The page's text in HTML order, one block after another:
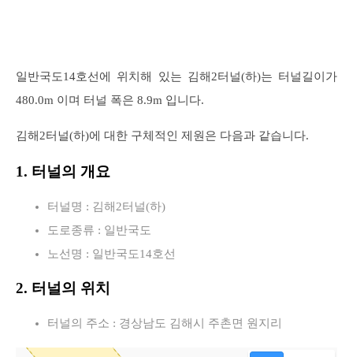
일반국도14호선에 위치해 있는 김해2터널(하)는 터널길이가
480.0m 이며 터널 폭은 8.9m 입니다.
김해2터널(하)에 대한 구체적인 제원은 다음과 같습니다.
1. 터널의 개요
터널명 : 김해2터널(하)
도로종류 : 일반국도
노선명 : 일반국도14호선
2. 터널의 위치
터널의 주소 : 경상남도 김해시 주촌면 원지리